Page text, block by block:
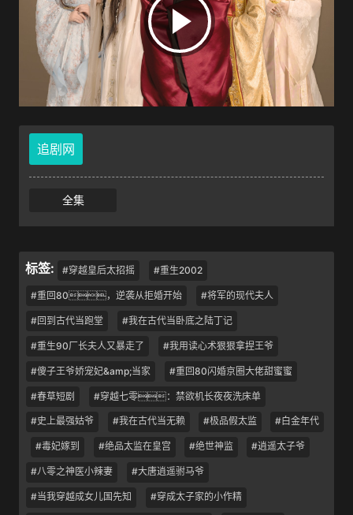
追剧网
全集
标签: #穿越皇后太招摇 #重生2002
#重回80，逆袭从拒婚开始 #将军的现代夫人
#回到古代当跑堂 #我在古代当卧底之陆丁记
#重生90厂长夫人又暴走了 #我用读心术狠狠拿捏王爷
#傻子王爷娇宠妃&amp;当家 #重回80闪婚京圈大佬甜蜜蜜
#春草短剧 #穿越七零：禁欲机长夜夜洗床单
#史上最强姑爷 #我在古代当无赖 #极品假太监 #白金年代
#毒妃嫁到 #绝品太监在皇宫 #绝世神监 #逍遥太子爷
#八零之神医小辣妻 #大唐逍遥驸马爷
#当我穿越成女儿国先知 #穿成太子家的小作精